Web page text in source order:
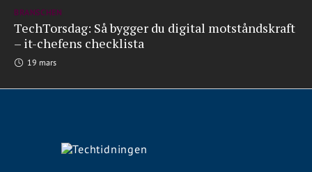
BRANSCHEN
TechTorsdag: Så bygger du digital motståndskraft
– it-chefens checklista
19 mars